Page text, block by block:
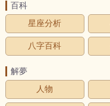
百科
星座分析
八字百科
解夢
人物